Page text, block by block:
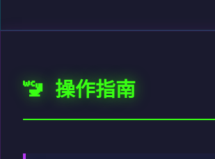
🚾 操作指南